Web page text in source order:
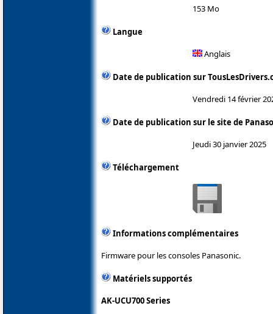
153 Mo
Langue
Anglais
Date de publication sur
Vendredi 14 février
Date de publication sur le site de
Jeudi 30 janvier 2025
Téléchargement
Informations complémentaires
Firmware pour les consoles Panasonic.
Matériels supportés
AK-UCU700 Series